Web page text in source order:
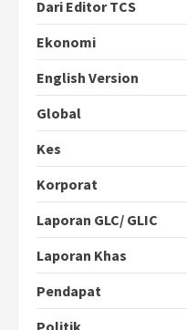
Dari Editor TCS
Ekonomi
English Version
Global
Kes
Korporat
Laporan GLC/ GLIC
Laporan Khas
Pendapat
Politik